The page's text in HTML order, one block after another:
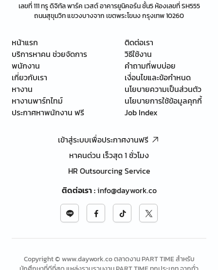
เลขที่ 111 ทรู ดิจิทัล พาร์ค เวสต์ อาคารยูนิคอร์น ชั้น5 ห้องเลขที่ SH555
ถนนสุขุมวิท แขวงบางจาก เขตพระโขนง กรุงเทพ 10260
หน้าแรก
บริการหาคน ช่วยจัดการ
พนักงาน
เกี่ยวกับเรา
หางาน
หางานพาร์ทไทม์
ประกาศหาพนักงาน ฟรี
ติดต่อเรา
วิธีใช้งาน
คำถามที่พบบ่อย
เงื่อนไขและข้อกำหนด
นโยบายความเป็นส่วนตัว
นโยบายการใช้ข้อมูลคุกกี้
Job Index
เข้าสู่ระบบเพื่อประกาศงานฟรี
หาคนด่วน เร็วสุด 1 ชั่วโมง
HR Outsourcing Service
ติดต่อเรา:info@daywork.co
Copyright © www.daywork.co ตลาดงาน PART TIME สำหรับ